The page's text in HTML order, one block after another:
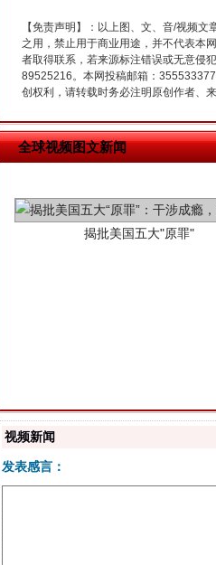
【免责声明】：以上图、文、音/视频
之用，禁止用于商业用途，并不代表本
者取得联系，若来源标注错误或无意侵
89525216。本网投稿邮箱：
创权利，请转载时务必注明原创作者、
全球视频图文新闻
视频新闻
发表感言：